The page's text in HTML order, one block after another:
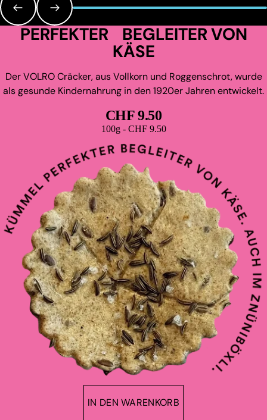
PERFEKTER BEGLEITER VON
KÄSE
Der VOLRO Cräcker, aus Vollkorn und Roggenschrot, wurde
als gesunde Kindernahrung in den 1920er Jahren entwickelt.
CHF 9.50
Grundpreis
100g - CHF 9.50
IN DEN WARENKORB